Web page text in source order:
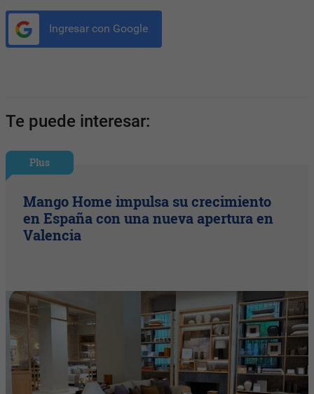
Ingresar con Google
Te puede interesar:
Plus
Mango Home impulsa su crecimiento
en España con una nueva apertura en
Valencia